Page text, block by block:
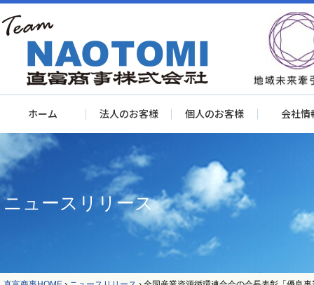
ホーム 法人のお客様 個人のお客様 会社情
ニュースリリース